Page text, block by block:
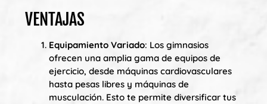
VENTAJAS
Equipamiento Variado: Los gimnasios
ofrecen una amplia gama de equipos de
ejercicio, desde máquinas cardiovasculares
hasta pesas libres y máquinas de
musculación. Esto te permite diversificar tus